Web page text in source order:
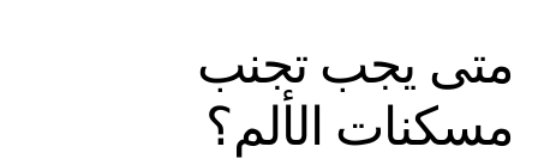
متى يجب تجنب
مسكنات الألم؟